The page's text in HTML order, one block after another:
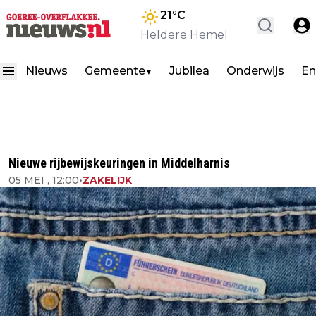
21°C
Heldere Hemel
Nieuws Gemeente▼ Jubilea Onderwijs
Nieuwe rijbewijskeuringen in Middelharnis
05 MEI , 12:00•ZAKELIJK